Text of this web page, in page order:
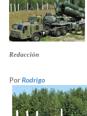
Redacción
PorRodrigo